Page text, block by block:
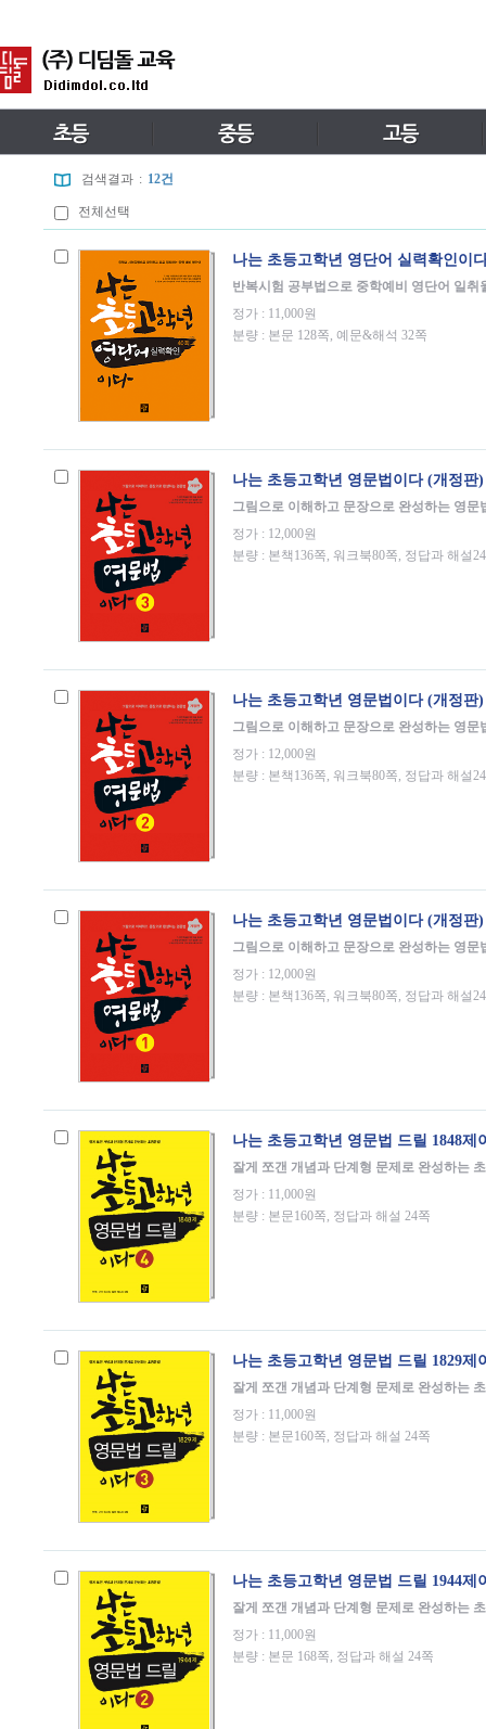
검색결과 : 12건
전체선택
나는 초등고학년 영단어 실력확인이
반복시험 공부법으로 중학예비 영단어 일취
정가 : 11,000원
분량 : 본문 128쪽, 예문&해석 32쪽
나는 초등고학년 영문법이다 (개정판)
그림으로 이해하고 문장으로 완성하는 영문
정가 : 12,000원
분량 : 본책136쪽, 워크북80쪽, 정답과 해설
나는 초등고학년 영문법이다 (개정판)
그림으로 이해하고 문장으로 완성하는 영문
정가 : 12,000원
분량 : 본책136쪽, 워크북80쪽, 정답과 해설
나는 초등고학년 영문법이다 (개정판)
그림으로 이해하고 문장으로 완성하는 영문
정가 : 12,000원
분량 : 본책136쪽, 워크북80쪽, 정답과 해설
나는 초등고학년 영문법 드릴 1848제
잘게 쪼갠 개념과 단계형 문제로 완성하는
정가 : 11,000원
분량 : 본문160쪽, 정답과 해설 24쪽
나는 초등고학년 영문법 드릴 1829제
잘게 쪼갠 개념과 단계형 문제로 완성하는
정가 : 11,000원
분량 : 본문160쪽, 정답과 해설 24쪽
나는 초등고학년 영문법 드릴 1944제
잘게 쪼갠 개념과 단계형 문제로 완성하는
정가 : 11,000원
분량 : 본문 168쪽, 정답과 해설 24쪽